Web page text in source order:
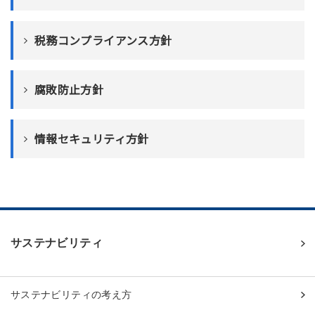
税務コンプライアンス方針
腐敗防止方針
情報セキュリティ方針
サステナビリティ
サステナビリティの考え方